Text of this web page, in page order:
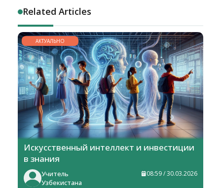
Related Articles
АКТУАЛЬНО
Искусственный интеллект и инвестиции
в знания
Учитель
Узбекистана
08:59 / 30.03.2026